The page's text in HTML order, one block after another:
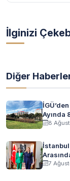
İlginizi
Diğer
Ayında
8
7